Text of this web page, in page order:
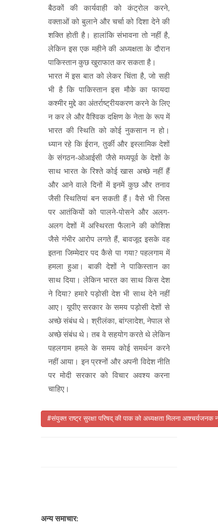
बैठकों की कार्यवाही को कंट्रोल करने,
वक्ताओं को बुलाने और चर्चा को दिशा देने की
शक्ति होती है। हालांकि संभावना तो नहीं है,
लेकिन इस एक महीने की अध्यक्षता के दौरान
पाकिस्तान कुछ खुराफात कर सकता है।
भारत में इस बात को लेकर चिंता है, जो सही
भी है कि पाकिस्तान इस मौके का फायदा
कश्मीर मुद्दे का अंतर्राष्ट्रीयकरण करने के लिए
न कर ले और वैश्विक दक्षिण के नेता के रूप में
भारत की स्थिति को कोई नुकसान न हो।
ध्यान रहे कि ईरान, तुर्की और इस्लामिक देशों
के संगठन-ओआईसी जैसे मध्यपूर्व के देशों के
साथ भारत के रिश्ते कोई खास अच्छे नहीं हैं
और आने वाले दिनों में इनमें कुछ और तनाव
जैसी स्थितियां बन सकती हैं। वैसे भी जिस
पर आतंकियों को पालने-पोसने और अलग-
अलग देशों में अस्थिरता फैलाने की कोशिश
जैसे गंभीर आरोप लगते हैं, बावजूद इसके वह
इतना जिम्मेदार पद कैसे पा गया? पहलगाम में
हमला हुआ। बाकी देशों ने पाकिस्तान का
साथ दिया। लेकिन भारत का साथ किस देश
ने दिया? हमारे पड़ोसी देश भी साथ देने नहीं
आए। यूपीए सरकार के समय पड़ोसी देशों से
अच्छे संबंध थे। श्रीलंका, बांग्लादेश, नेपाल से
अच्छे संबंध थे। तब वे सहयोग करते थे लेकिन
पहलगाम हमले के समय कोई समर्थन करने
नहीं आया। इन प्रश्नों और अपनी विदेश नीति
पर मोदी सरकार को विचार अवश्य करना
चाहिए।
#संयुक्त राष्ट्र सुरक्षा परिषद् की पाक को अध्यक्षता मिलना आश्चर्यजनक
अन्य समाचार: